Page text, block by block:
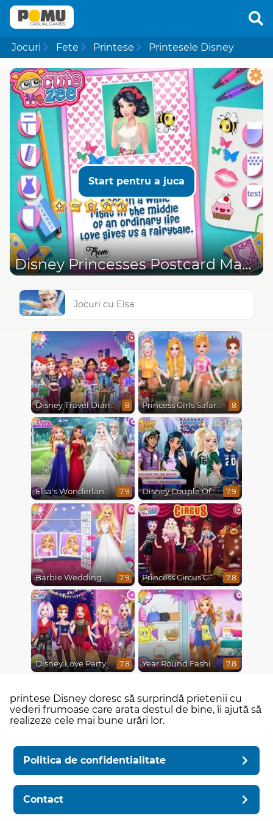
Jocuri Fete Printese Printesele Disney
Start pentru a juca
Disney Princesses Postcard Maker
Jocuri cu Elsa
Disney Travel Diaries: City Break 8 Princess Girls Safari Trip 8
Elsa's Wonderland Wedding 7.9 Disney Couple Of The Year 7.9
Barbie Wedding Fun 7.9 Princess Circus Getaway 7.8
Disney Love Party 7.8 Year Round Fashionista Rapunzel 7.8
printese Disney doresc să surprindă prietenii cu
vederi frumoase care arata destul de bine, îi ajută să
realizeze cele mai bune urări lor.
Politica de confidentialitate
Contact